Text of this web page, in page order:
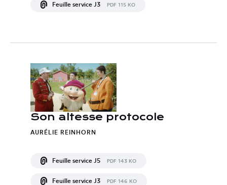
Feuille service J3 PDF 115 KO
Son altesse protocole
AURÉLIE REINHORN
Feuille service J5 PDF 143 KO
Feuille service J3 PDF 146 KO